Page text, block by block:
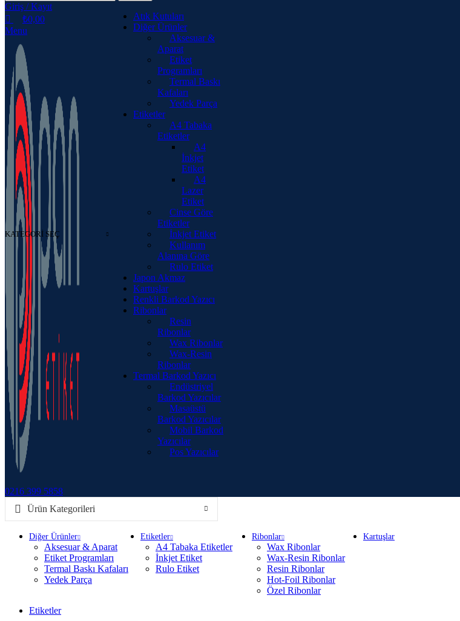
KATEGORI SEÇ
Atık Kutuları
Diğer Ürünler
Aksesuar &
Aparat
Etiket
Programları
Termal Baskı
Kafaları
Yedek Parça
Etiketler
A4 Tabaka
Etiketler
A4
İnkjet
Etiket
A4
Lazer
Etiket
Cinse Göre
Etiketler
İnkjet Etiket
Kullanım
Alanına Göre
Rulo Etiket
Japon Akmaz
Kartuşlar
Renkli Barkod Yazıcı
Ribonlar
Resin
Ribonlar
Wax Ribonlar
Wax-Resin
Ribonlar
Termal Barkod Yazıcı
Endüstriyel
Barkod Yazıcılar
Masaüstü
Barkod Yazıcılar
Mobil Barkod
Yazıcılar
Pos Yazıcılar
Giriş / Kayıt
₺0,00
Menu
0216 399 5858
Ürün Kategorileri
Diğer Ürünler
Aksesuar & Aparat
Etiket Programları
Termal Baskı Kafaları
Yedek Parça
Etiketler
A4 Tabaka Etiketler
İnkjet Etiket
Rulo Etiket
Ribonlar
Wax Ribonlar
Wax-Resin Ribonlar
Resin Ribonlar
Hot-Foil Ribonlar
Özel Ribonlar
Kartuşlar
Etiketler